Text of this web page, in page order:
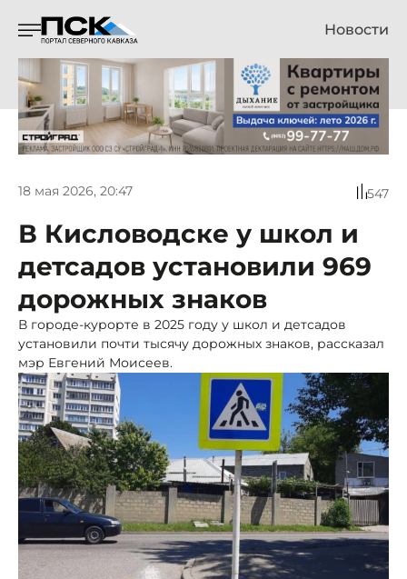
Новости
18 мая 2026, 20:47 547
В Кисловодске у школ и
детсадов установили 969
дорожных знаков
В городе-курорте в 2025 году у школ и детсадов
установили почти тысячу дорожных знаков, рассказал
мэр Евгений Моисеев.